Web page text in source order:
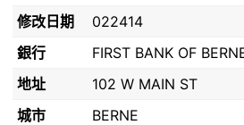
修改日期
022414
銀行
FIRST BANK OF
地址
102 W MAIN ST
城市
BERNE